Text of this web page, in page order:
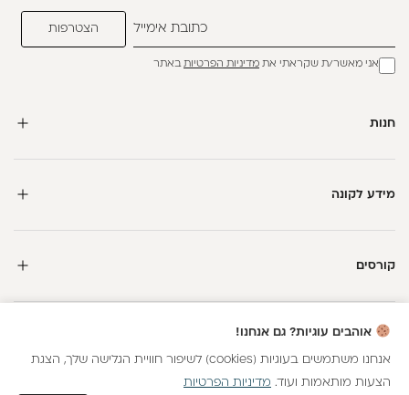
אני מאשר/ת שקראתי את מדיניות הפרטיותבאתר
חנות
מידע לקונה
קורסים
כל הזכויות שמורות
אוהבים עוגיות? גם אנחנו!
אנחנו משתמשים בעוגיות (cookies) לשיפור חוויית הגלישה שלך, הצגת
הצעות מותאמות ועוד. מדיניות הפרטיות